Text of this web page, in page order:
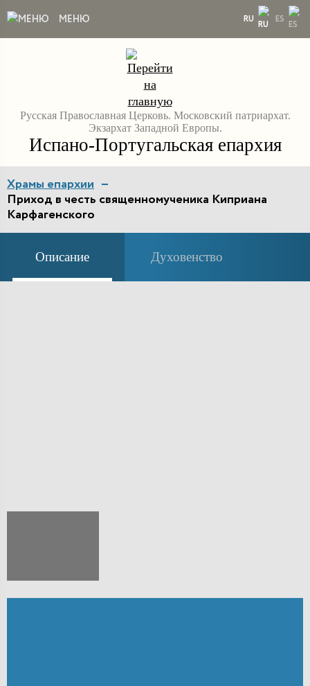
МЕНЮ RU ES
Русская Православная Церковь. Московский патриархат.
Экзархат Западной Европы.
Испано-Португальская епархия
Храмы епархии
Приход в честь священномученика Киприана
Карфагенского
Описание Духовенство